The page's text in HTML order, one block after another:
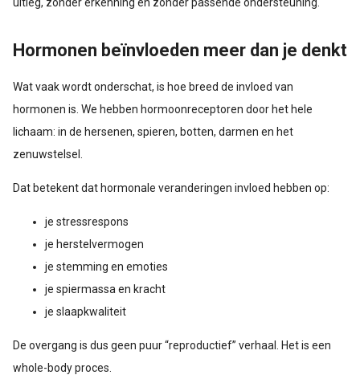
uitleg, zonder erkenning en zonder passende ondersteuning.
Hormonen beïnvloeden meer dan je denkt
Wat vaak wordt onderschat, is hoe breed de invloed van
hormonen is. We hebben hormoonreceptoren door het hele
lichaam: in de hersenen, spieren, botten, darmen en het
zenuwstelsel.
Dat betekent dat hormonale veranderingen invloed hebben op:
je stressrespons
je herstelvermogen
je stemming en emoties
je spiermassa en kracht
je slaapkwaliteit
De overgang is dus geen puur “reproductief” verhaal. Het is een
whole-body proces.